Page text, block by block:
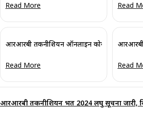
Read More Read
आरआरबी तकनीशियन ऑनलाइन कोर्सेज: अर्ली
Read More
आरआरबी
Read
आरआरबी तकनीशियन भर्ती 2024 लघु सूचना जारी,